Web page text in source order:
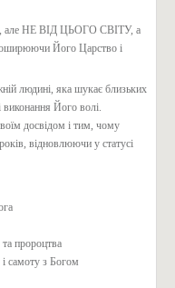
але НЕ ВІД ЦЬОГО СВІТУ, а
Його Царство і
людині, яка шукає близьких
виконання Його волі.
досвідом і тим, чому
відновлюючи у статусі
пророцтва
самоту з Богом